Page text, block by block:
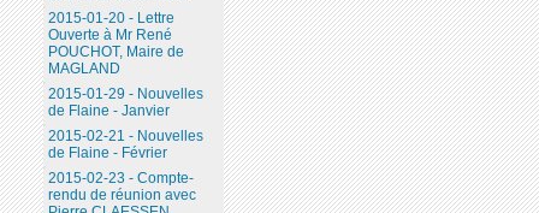
2015-01-20 - Lettre
Ouverte à Mr René
POUCHOT, Maire de
MAGLAND
2015-01-29 - Nouvelles
de Flaine - Janvier
2015-02-21 - Nouvelles
de Flaine - Février
2015-02-23 - Compte-
rendu de réunion avec